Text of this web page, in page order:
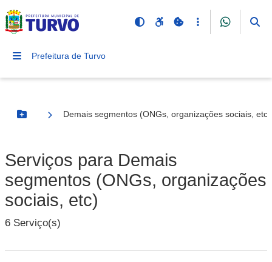
Prefeitura de Turvo
Botão Menu
Demais segmentos (ONGs, organizações sociais, etc)
Serviços para Demais
segmentos (ONGs, organizações
sociais, etc)
6 Serviço(s)